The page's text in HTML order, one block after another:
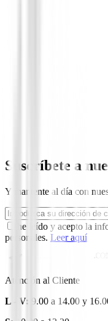
Suscríbete a
Y mantente al día con
he leído y acepto la
personales. Leer aquí
Atención al Cliente
L - V: 9.00 a 14.00 y